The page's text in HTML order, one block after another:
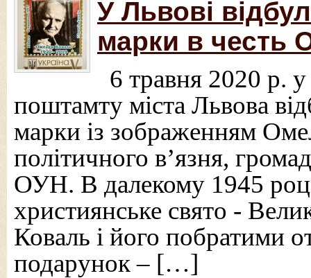
У Львові
марки в честь
6 травня 2020 р.
поштамту міста Львова
марки із зображенням
політичного в’язня,
ОУН. В далекому 1945
християнське свято -
Коваль і його побратими
подарунок – […]